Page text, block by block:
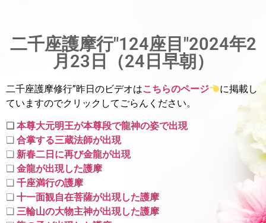
二千座護摩行"124座目"2024年2
月23日（24日早朝）
二千座護摩修行”昨日のビデオはこちらのページ
に掲載し
ていま すのでクリックしてごらんください。
❑ 本尊大元明王が本尊段で龍神の姿で出現
❑ 合掌する三蔵法師が出現
❑ 新春二日に再び金龍が出現
❑ 金龍が出現した護摩
❑ 千座満行の護摩
❑ 十一面観自在菩薩が出現した護摩
❑ 三輪山の大物主神が出現した護摩